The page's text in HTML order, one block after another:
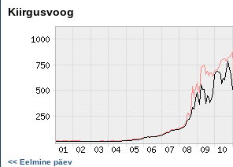
Kiirgusvoog
<< Eelmine päev